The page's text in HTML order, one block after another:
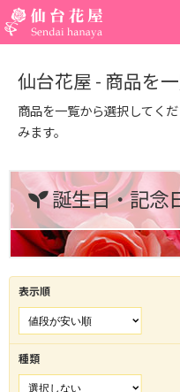
仙台花屋 - 商品を
商品を一覧から選択してく
みます。
誕生日・記念
表示順
種類